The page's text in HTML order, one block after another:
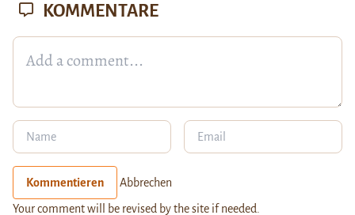
KOMMENTARE
Kommentieren Abbrechen
Your comment will be revised by the site if needed.